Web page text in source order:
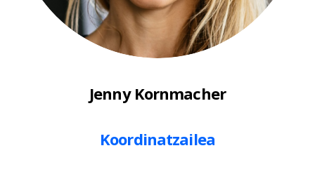
Jenny Kornmacher
Koordinatzailea